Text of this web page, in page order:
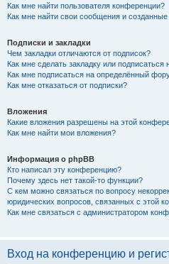
Как мне найти пользователя конференции?
Как мне найти свои сообщения и
Подписки и закладки
Чем закладки отличаются от подписок?
Как мне сделать закладку или
Как мне подписаться на определённый
Как мне отказаться от подписки?
Вложения
Какие вложения разрешены на этой
Как мне найти мои вложения?
Информация о phpBB
Кто написал эту конференцию?
Почему здесь нет такой-то функции?
С кем можно связаться по вопросу
юридических вопросов, связанных с этой
Как мне связаться с администратором
Вход на конференцию и